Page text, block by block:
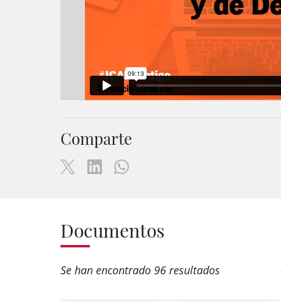
Comparte
Documentos
Se han encontrado 96 resultados